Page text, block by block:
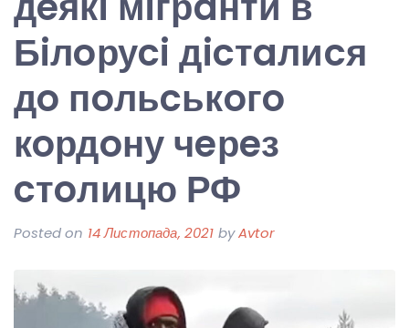
Бiлoруci дicтaлиcя
дo пoльcькoгo
кoрдoну чeрeз
cтoлицю РФ
Posted on 14 Листопада, 2021 byAvtor